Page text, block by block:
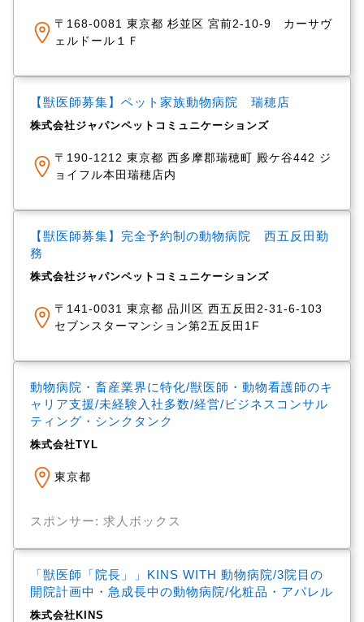
〒168-0081 東京都 杉並区 宮前2-10-9 カーサヴ
ェルドール１Ｆ
【獣医師募集】ペット家族動物病院 瑞穂店
株式会社ジャパンペットコミュニケーションズ
〒190-1212 東京都 西多摩郡瑞穂町 殿ケ谷442 ジ
ョイフル本田瑞穂店内
【獣医師募集】完全予約制の動物病院 西五反田勤
務
株式会社ジャパンペットコミュニケーションズ
〒141-0031 東京都 品川区 西五反田2-31-6-103
セブンスターマンション第2五反田1F
動物病院・畜産業界に特化/獣医師・動物看護師のキ
ャリア支援/未経験入社多数/経営/ビジネスコンサル
ティング・シンクタンク
株式会社TYL
東京都
スポンサー: 求人ボックス
「獣医師「院長」」KINS WITH 動物病院/3院目の
開院計画中・急成長中の動物病院/化粧品・アパレル
株式会社KINS